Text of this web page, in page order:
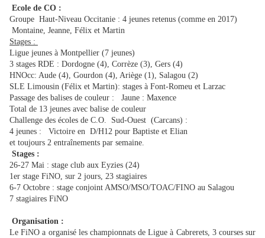
Ecole de CO :
Groupe Haut-Niveau Occitanie : 4 jeunes retenus (comme en 2017)
Montaine, Jeanne, Félix et Martin
Stages :
Ligue jeunes à Montpellier (7 jeunes)
3 stages RDE : Dordogne (4), Corrèze (3), Gers (4)
HNOcc: Aude (4), Gourdon (4), Ariège (1), Salagou (2)
SLE Limousin (Félix et Martin): stages à Font-Romeu et Larzac
Passage des balises de couleur : Jaune : Maxence
Total de 13 jeunes avec balise de couleur
Challenge des écoles de C.O. Sud-Ouest (Carcans) :
4 jeunes : Victoire en D/H12 pour Baptiste et Elian
et toujours 2 entraînements par semaine.
Stages :
26-27 Mai : stage club aux Eyzies (24)
1er stage FiNO, sur 2 jours, 23 stagiaires
6-7 Octobre : stage conjoint AMSO/MSO/TOAC/FINO au Salagou
7 stagiaires FiNO
Organisation :
Le FiNO a organisé les championnats de Ligue à Cabrerets, 3 courses sur